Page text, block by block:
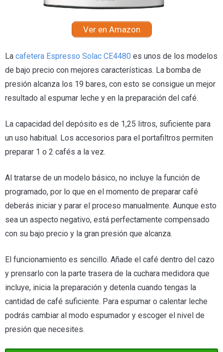
Ver en Amazon
La cafetera Espresso Solac CE4480 es unos de los modelos
de bajo precio con mejores características. La bomba de
presión alcanza los 19 bares, con esto se consigue un mejor
resultado al espumar leche y en la preparación del café.
La capacidad del depósito es de 1,25 litros, suficiente para
un uso habitual. Los accesorios para el portafiltros permiten
preparar 1 o 2 cafés a la vez.
Al tratarse de un modelo básico, no incluye la función de
programado, por lo que en el momento de preparar café
deberás iniciar y parar el proceso manualmente. Aunque esto
sea un aspecto negativo, está perfectamente compensado
con su bajo precio y la gran presión que alcanza.
El funcionamiento es sencillo. Añade el café dentro del cazo
y prensarlo con la parte trasera de la cuchara medidora que
incluye, inicia la preparación y detenla cuando tengas la
cantidad de café suficiente. Para espumar o calentar leche
podrás cambiar al modo espumador y escoger el nivel de
presión que necesites.